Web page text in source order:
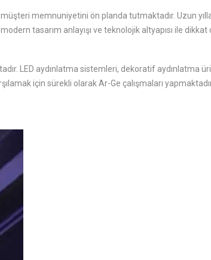
memnuniyetini ön planda tutmaktadır. Uzun
tasarım anlayışı ve teknolojik altyapısı ile dikkat
LED aydınlatma sistemleri, dekoratif aydınlatma
için sürekli olarak Ar-Ge çalışmaları